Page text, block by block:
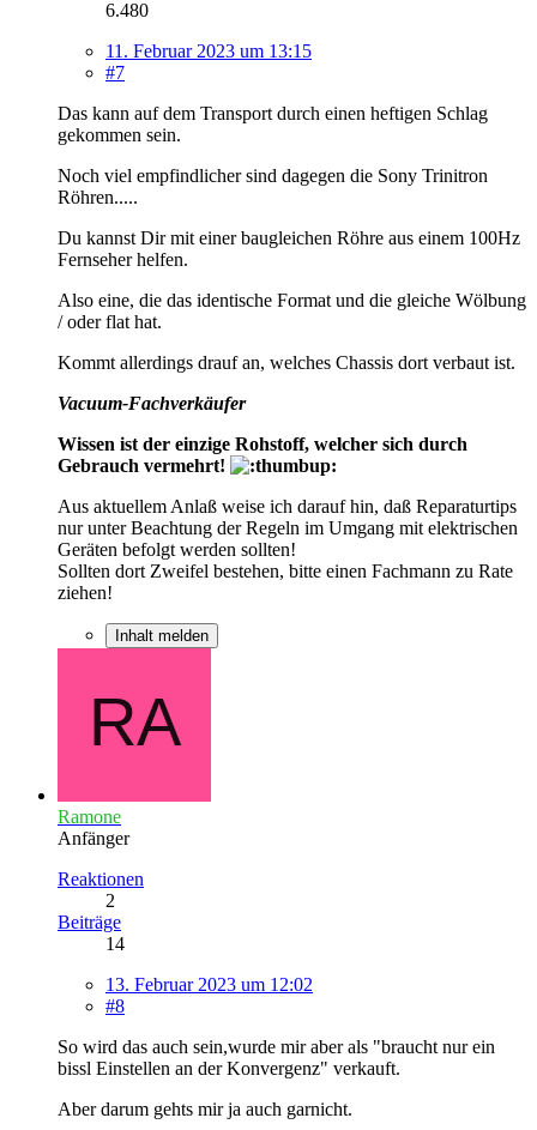
6.480
11. Februar 2023 um 13:15
#7
Das kann auf dem Transport durch einen heftigen Schlag
gekommen sein.
Noch viel empfindlicher sind dagegen die Sony Trinitron
Röhren.....
Du kannst Dir mit einer baugleichen Röhre aus einem 100Hz
Fernseher helfen.
Also eine, die das identische Format und die gleiche Wölbung
/ oder flat hat.
Kommt allerdings drauf an, welches Chassis dort verbaut ist.
Vacuum-Fachverkäufer
Wissen ist der einzige Rohstoff, welcher sich durch
Gebrauch vermehrt!
Aus aktuellem Anlaß weise ich darauf hin, daß Reparaturtips
nur unter Beachtung der Regeln im Umgang mit elektrischen
Geräten befolgt werden sollten!
Sollten dort Zweifel bestehen, bitte einen Fachmann zu Rate
ziehen!
Inhalt melden
Ramone
Anfänger
Reaktionen
2
Beiträge
14
13. Februar 2023 um 12:02
#8
So wird das auch sein,wurde mir aber als "braucht nur ein
bissl Einstellen an der Konvergenz" verkauft.
Aber darum gehts mir ja auch garnicht.